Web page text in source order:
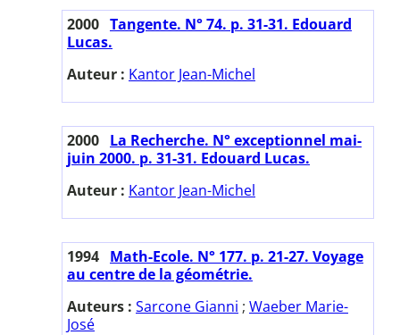
2000 Tangente. N° 74. p. 31-31. Edouard
Lucas.
Auteur : Kantor Jean-Michel
2000 La Recherche. N° exceptionnel mai-
juin 2000. p. 31-31. Edouard Lucas.
Auteur : Kantor Jean-Michel
1994 Math-Ecole. N° 177. p. 21-27. Voyage
au centre de la géométrie.
Auteurs : Sarcone Gianni ; Waeber Marie-
José